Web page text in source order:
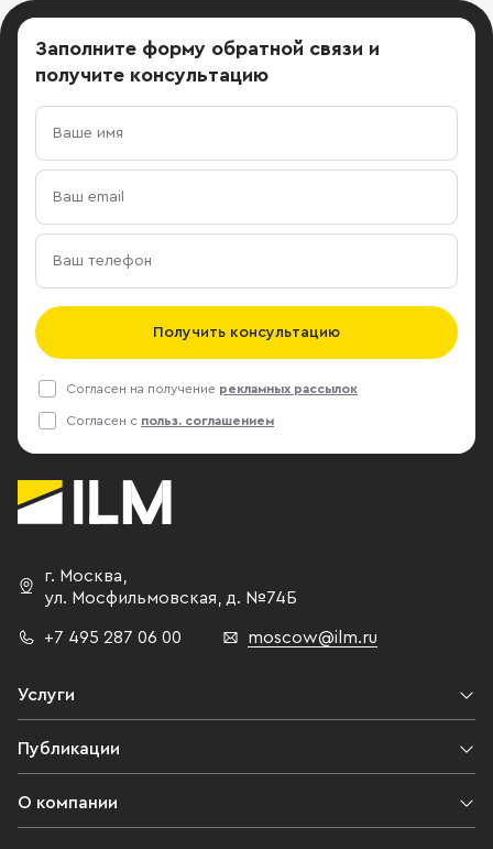
Заполните форму обратной связи и
получите консультацию
Получить консультацию
Согласен на получение рекламных рассылок
Согласен с польз. соглашением
г. Москва,
ул. Мосфильмовская, д. №74Б
+7 495 287 06 00 moscow@ilm.ru
Услуги
Публикации
О компании